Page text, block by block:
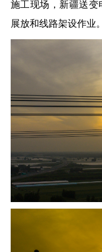
施工现场，新疆送
展放和线路架设作业。